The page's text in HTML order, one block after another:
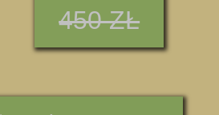
450 ZŁ